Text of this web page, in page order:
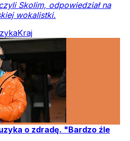
Phinney (Canyon-SRAM)
wyścigu Tour de
się na legendarnym
Polka objęła
generalnej i założyła żółtą